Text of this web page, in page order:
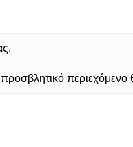
περιεχόμενο